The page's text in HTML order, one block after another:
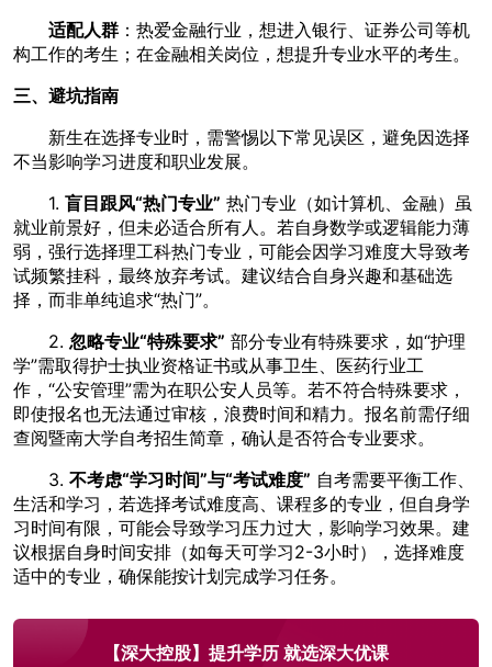
适配人群 ：热爱金融行业，想进入银行、证券公司等机
构工作的考生；在金融相关岗位，想提升专业水平的考生。
三、避坑指南
新生在选择专业时，需警惕以下常见误区，避免因选择
不当影响学习进度和职业发展。
1. 盲目跟风“热门专业” 热门专业（如计算机、金融）虽
就业前景好，但未必适合所有人。若自身数学或逻辑能力薄
弱，强行选择理工科热门专业，可能会因学习难度大导致考
试频繁挂科，最终放弃考试。建议结合自身兴趣和基础选
择，而非单纯追求“热门”。
2. 忽略专业“特殊要求” 部分专业有特殊要求，如“护理
学”需取得护士执业资格证书或从事卫生、医药行业工
作，“公安管理”需为在职公安人员等。若不符合特殊要求，
即使报名也无法通过审核，浪费时间和精力。报名前需仔细
查阅暨南大学自考招生简章，确认是否符合专业要求。
3. 不考虑“学习时间”与“考试难度” 自考需要平衡工作、
生活和学习，若选择考试难度高、课程多的专业，但自身学
习时间有限，可能会导致学习压力过大，影响学习效果。建
议根据自身时间安排（如每天可学习2-3小时），选择难度
适中的专业，确保能按计划完成学习任务。
【深大控股】提升学历 就选深大优课